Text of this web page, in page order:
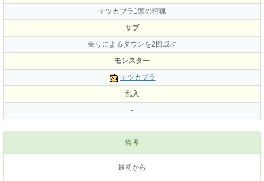
テツカブラ1頭の狩猟
サブ
乗りによるダウンを2回成功
モンスター
テツカブラ
乱入
-
備考
最初から